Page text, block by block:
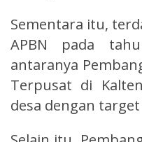
Sementara itu,
APBN pada
antaranya
Terpusat di
desa dengan